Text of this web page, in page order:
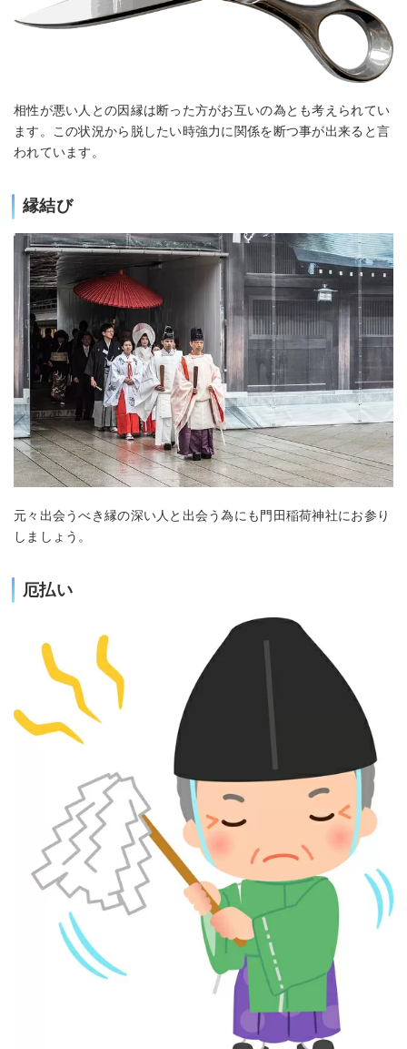
相性が悪い人との因縁は断った方がお互いの為とも考えられてい
ます。この状況から脱したい時強力に関係を断つ事が出来ると言
われています。
縁結び
元々出会うべき縁の深い人と出会う為にも門田稲荷神社にお参り
しましょう。
厄払い